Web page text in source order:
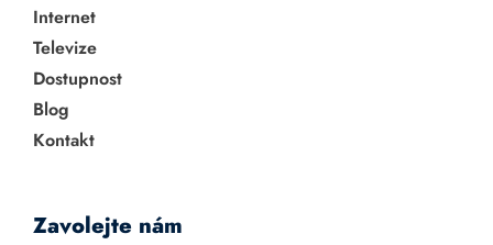
Internet
Televize
Dostupnost
Blog
Kontakt
Zavolejte nám